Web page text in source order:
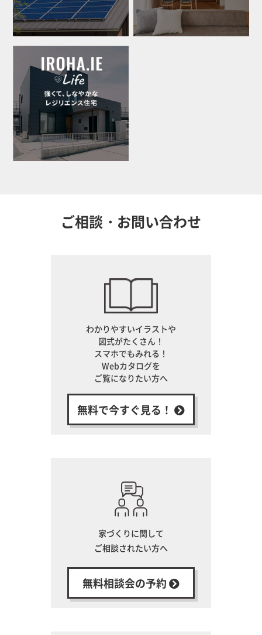
ご相談・お問い合わせ
わかりやすいイラストや
図式がたくさん！
スマホでもみれる！
Webカタログを
ご覧になりたい方へ
無料で今すぐ見る！
家づくりに関して
ご相談されたい方へ
無料相談会の予約